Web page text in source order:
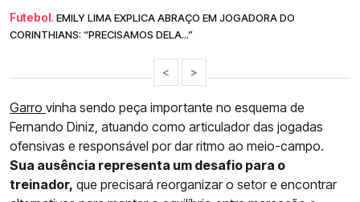
Futebol. EMILY LIMA EXPLICA ABRAÇO EM JOGADORA DO
CORINTHIANS: “PRECISAMOS DELA...”
< >
Garro vinha sendo peça importante no esquema de
Fernando Diniz, atuando como articulador das jogadas
ofensivas e responsável por dar ritmo ao meio-campo.
Sua ausência representa um desafio para o
treinador, que precisará reorganizar o setor e encontrar